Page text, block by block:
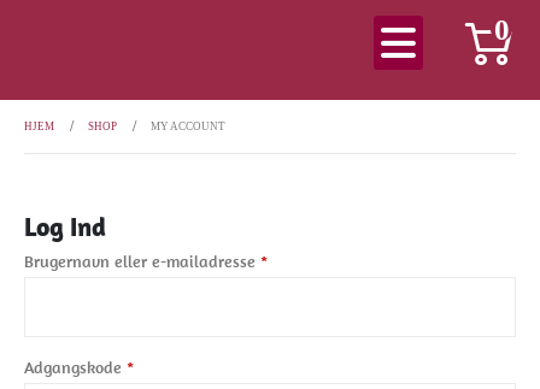
0
HJEM SHOP MY ACCOUNT
Log Ind
Brugernavn eller e-mailadresse *
Adgangskode *